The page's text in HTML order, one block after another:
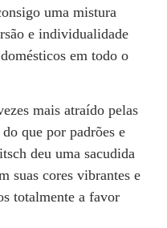
uma mistura
e individualidade
em todo o
mais atraído pelas
que por padrões e
deu uma sacudida
suas cores vibrantes e
totalmente a favor